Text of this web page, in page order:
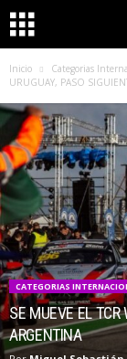
Inicio Categorias
URUGUAY, PASO
CATEGORIAS
SE MUEVE EL TCR
ARGENTINA